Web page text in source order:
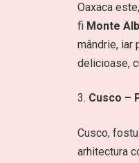
Oaxaca
fi Monte
mândrie, iar
delicioase,
Cusco –
Cusco,
arhitectura